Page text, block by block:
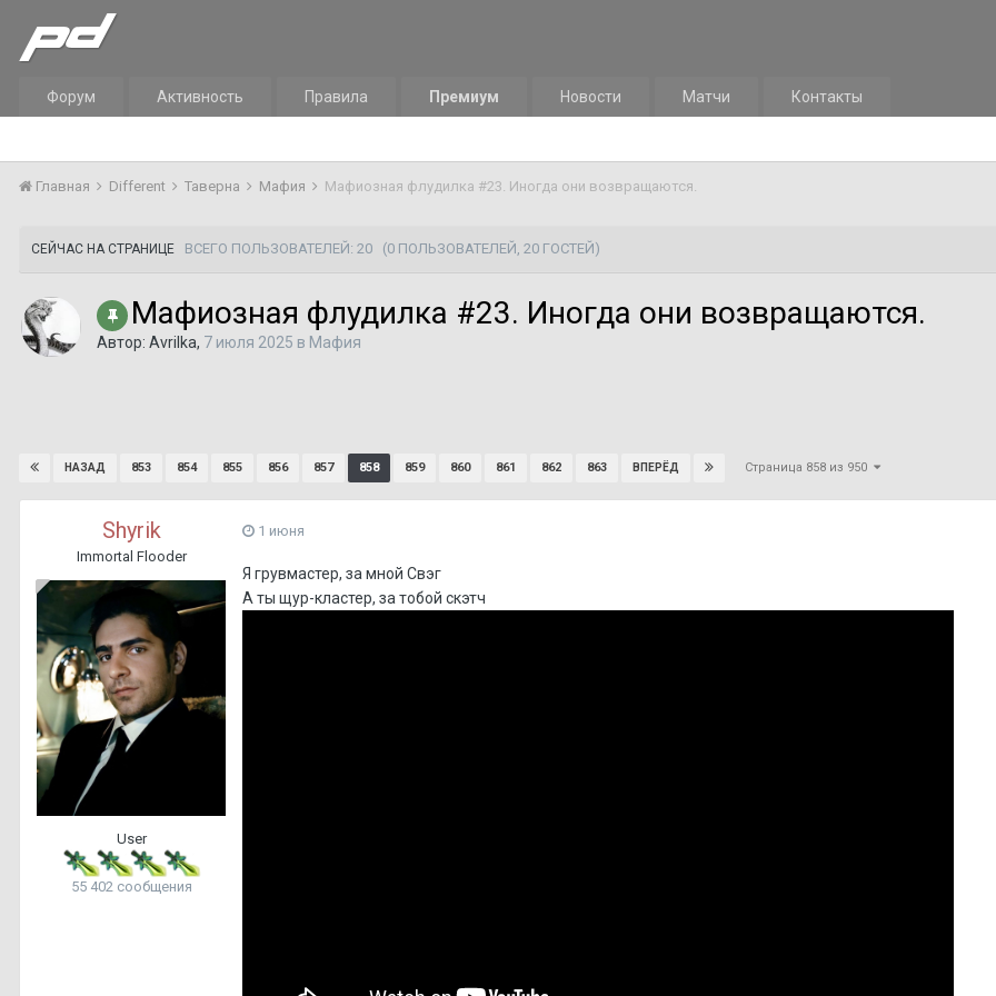
Форум Активность Правила Премиум Новости Матчи Контакты
Главная Different Таверна Мафия Мафиозная флудилка #23. Иногда они возвращаются.
СЕЙЧАС НА СТРАНИЦЕ ВСЕГО ПОЛЬЗОВАТЕЛЕЙ: 20 (0 ПОЛЬЗОВАТЕЛЕЙ, 20 ГОСТЕЙ)
Мафиозная флудилка #23. Иногда они возвращаются.
Автор: Avrilka, 7 июля 2025 в Мафия
НАЗАД 853 854 855 856 857 858 859 860 861 862 863 ВПЕРЁД Страница 858 из 950
Shyrik
Immortal Flooder
User
55 402 сообщения
1 июня
Я грувмастер, за мной Свэг
А ты щур-кластер, за тобой скэтч